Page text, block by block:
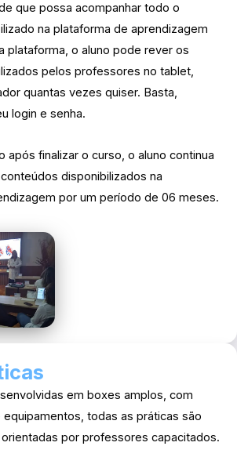
que possa acompanhar todo o
na plataforma de aprendizagem
plataforma, o aluno pode rever os
pelos professores no tablet,
quantas vezes quiser. Basta,
login e senha.
após finalizar o curso, o aluno continua
disponibilizados na
por um período de 06 meses.
em boxes amplos, com
todas as práticas são
por professores capacitados.